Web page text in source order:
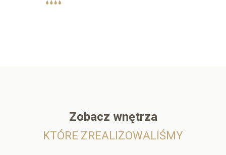
Zobacz wnętrza
KTÓRE ZREALIZOWALIŚMY